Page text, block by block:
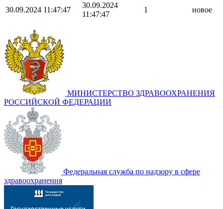
30.09.2024 11:47:47
30.09.2024
11:47:47
1 новое
МИНИСТЕРСТВО ЗДРАВООХРАНЕНИЯ
РОССИЙСКОЙ ФЕДЕРАЦИИ
Федеральная служба по надзору в сфере
здравоохранения